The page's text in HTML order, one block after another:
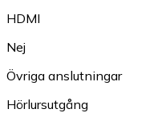
HDMI
Nej
Övriga anslutningar
Hörlursutgång